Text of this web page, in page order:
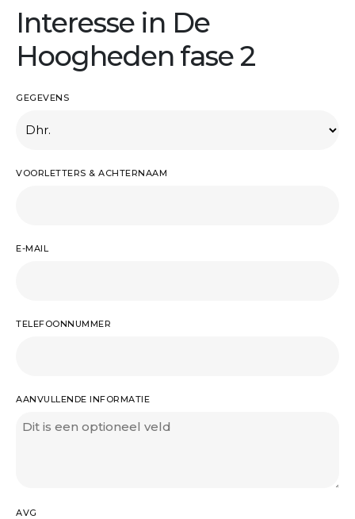
Interesse in De
Hoogheden fase 2
GEGEVENS
VOORLETTERS & ACHTERNAAM
E-MAIL
TELEFOONNUMMER
AANVULLENDE INFORMATIE
AVG